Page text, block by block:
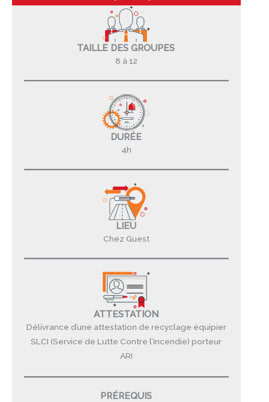
TAILLE DES GROUPES
8 à 12
DURÉE
4h
LIEU
Chez Guest
ATTESTATION
Délivrance d’une attestation de recyclage équipier
SLCI (Service de Lutte Contre l’Incendie) porteur
ARI
PRÉREQUIS